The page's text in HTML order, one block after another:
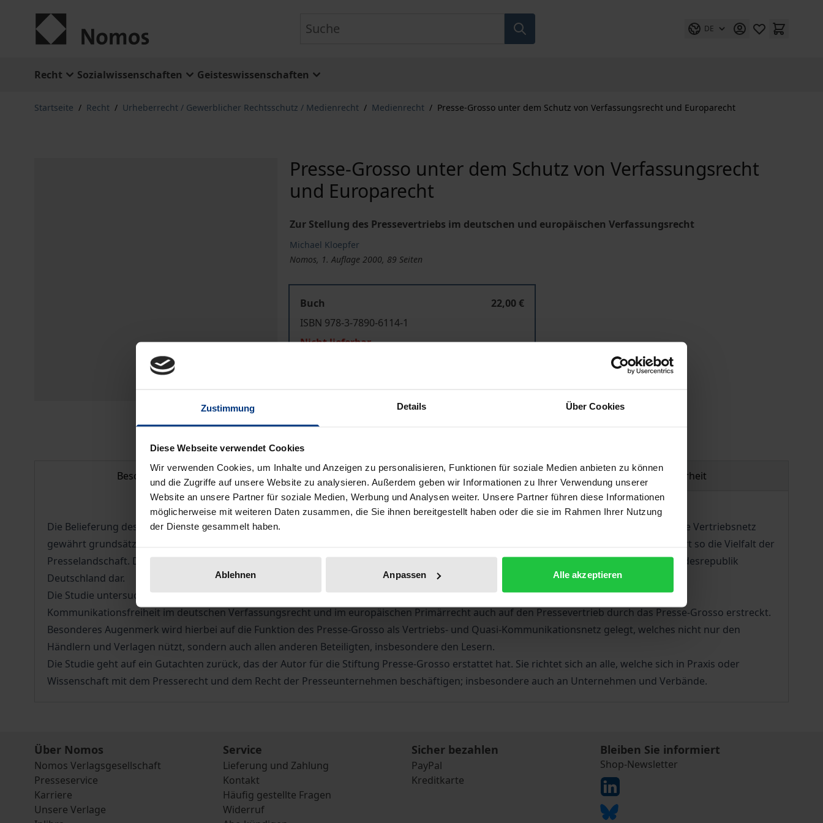
Zustimmung Details Über Cookies
Diese Webseite verwendet Cookies
Wir verwenden Cookies, um Inhalte und Anzeigen zu personalisieren, Funktionen für soziale Medien anbieten zu können
und die Zugriffe auf unsere Website zu analysieren. Außerdem geben wir Informationen zu Ihrer Verwendung unserer
Website an unsere Partner für soziale Medien, Werbung und Analysen weiter. Unsere Partner führen diese Informationen
möglicherweise mit weiteren Daten zusammen, die Sie ihnen bereitgestellt haben oder die sie im Rahmen Ihrer Nutzung
der Dienste gesammelt haben.
Ablehnen Anpassen Alle akzeptieren
DE
Recht Sozialwissenschaften Geisteswissenschaften
Startseite / Recht / Urheberrecht / Gewerblicher Rechtsschutz / Medienrecht / Medienrecht / Presse-Grosso unter dem Schutz von Verfassungsrecht und Europarecht
Presse-Grosso unter dem Schutz von Verfassungsrecht
und Europarecht
Zur Stellung des Pressevertriebs im deutschen und europäischen Verfassungsrecht
Michael Kloepfer
Nomos, 1. Auflage 2000, 89 Seiten
Buch
22,00 €
ISBN 978-3-7890-6114-1
Nicht lieferbar
Beschreibung Bibliografische Angaben Produktsicherheit
Die Belieferung des Einzelhandels mit Zeitungen und Zeitschriften erfolgt in Deutschland über das Presse-Grosso. Das hierdurch gebildete Vertriebsnetz
gewährt grundsätzlich allen Presseverlagen gleichen Marktzutritt sowie Überallerhältlichkeit zu gleichen Preisen für den Leser und fördert so die Vielfalt der
Presselandschaft. Das Presse-Grosso stellt daher einen wesentlichen und spezifischen Bestandteil der Kommunikationsordnung der Bundesrepublik
Deutschland dar.
Die Studie untersucht, ob und in welchem Umfang sich wegen dieser besonderen Funktion der grundrechtliche Schutz der Presse- und
Kommunikationsfreiheit im deutschen Verfassungsrecht und im europäischen Primärrecht auch auf den Pressevertrieb durch das Presse-Grosso erstreckt.
Besonderes Augenmerk wird hierbei auf die Funktion des Presse-Grosso als Vertriebs- und Quasi-Kommunikationsnetz gelegt, welches nicht nur den
Händlern und Verlagen nützt, sondern auch allen anderen Beteiligten, insbesondere den Lesern.
Die Studie geht auf ein Gutachten zurück, das der Autor für die Stiftung Presse-Grosso erstattet hat. Sie richtet sich an alle, welche sich in Praxis oder
Wissenschaft mit dem Presserecht und dem Recht der Presseunternehmen beschäftigen; insbesondere auch an Unternehmen und Verbände.
Über Nomos
Nomos Verlagsgesellschaft
Presseservice
Karriere
Unsere Verlage
Service
Lieferung und Zahlung
Kontakt
Häufig gestellte Fragen
Widerruf
Sicher bezahlen
PayPal
Kreditkarte
Bleiben Sie informiert
Shop-Newsletter